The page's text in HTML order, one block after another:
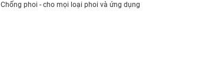
Chống phoi - cho mọi loại phoi và ứng dụng